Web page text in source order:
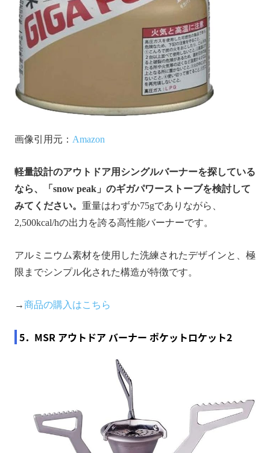
画像引用元： Amazon
軽量設計のアウトドア用シングルバーナーを探している
なら、「snow peak」のギガパワーストーブを検討して
みてください。 重量はわずか75gでありながら、
2,500kcal/hの出力を誇る高性能バーナーです。
アルミニウム素材を使用した洗練されたデザインと、極
限までシンプル化された構造が特徴です。
→商品の購入はこちら
5．MSR アウトドア バーナー ポケットロケット2